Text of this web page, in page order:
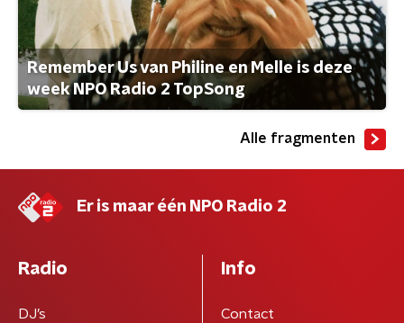
Remember Us van Philine en Melle is deze
week NPO Radio 2 TopSong
Alle fragmenten
Er is maar één NPO Radio 2
Radio
DJ’s
Info
Contact